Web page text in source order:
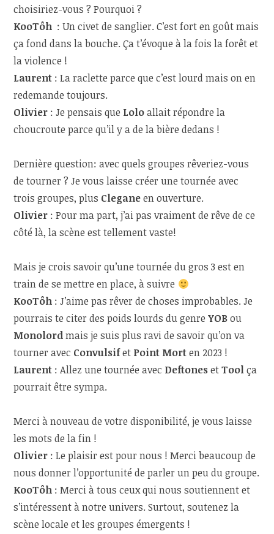
choisiriez-vous ? Pourquoi ?
KooTôh : Un civet de sanglier. C’est fort en goût mais
ça fond dans la bouche. Ça t’évoque à la fois la forêt et
la violence !
Laurent : La raclette parce que c’est lourd mais on en
redemande toujours.
Olivier : Je pensais que Loloallait répondre la
choucroute parce qu’il y a de la bière dedans !
Dernière question: avec quels groupes rêveriez-vous
de tourner ? Je vous laisse créer une tournée avec
trois groupes, plus Cleganeen ouverture.
Olivier : Pour ma part, j’ai pas vraiment de rêve de ce
côté là, la scène est tellement vaste!
Mais je crois savoir qu’une tournée du gros 3 est en
train de se mettre en place, à suivre
KooTôh : J’aime pas rêver de choses improbables. Je
pourrais te citer des poids lourds du genreYOBou
Monolordmais je suis plus ravi de savoir qu’on va
tourner avec Convulsifet Point Morten 2023 !
Laurent : Allez une tournée avec DeftonesetToolça
pourrait être sympa.
Merci à nouveau de votre disponibilité, je vous laisse
les mots de la fin !
Olivier : Le plaisir est pour nous ! Merci beaucoup de
nous donner l’opportunité de parler un peu du groupe.
KooTôh : Merci à tous ceux qui nous soutiennent et
s’intéressent à notre univers. Surtout, soutenez la
scène locale et les groupes émergents !